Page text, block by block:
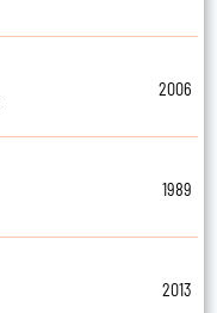
2006
1989
2013